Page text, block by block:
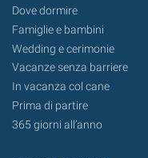
Dove dormire
Famiglie e bambini
Wedding e cerimonie
Vacanze senza barriere
In vacanza col cane
Prima di partire
365 giorni all’anno